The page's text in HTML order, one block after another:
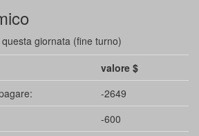
giornata (fine turno)
valore $
-2649
-600